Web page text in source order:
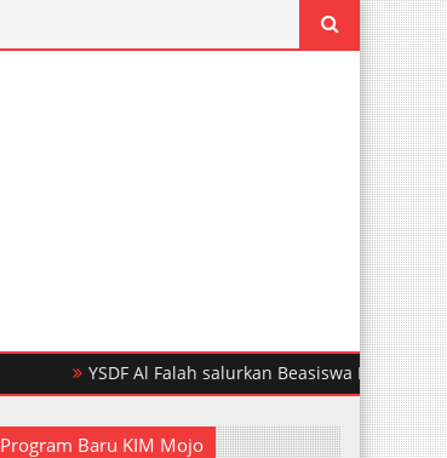
YSDF Al Falah salurkan Beasiswa Pendidikan
Program Baru KIM Mojo